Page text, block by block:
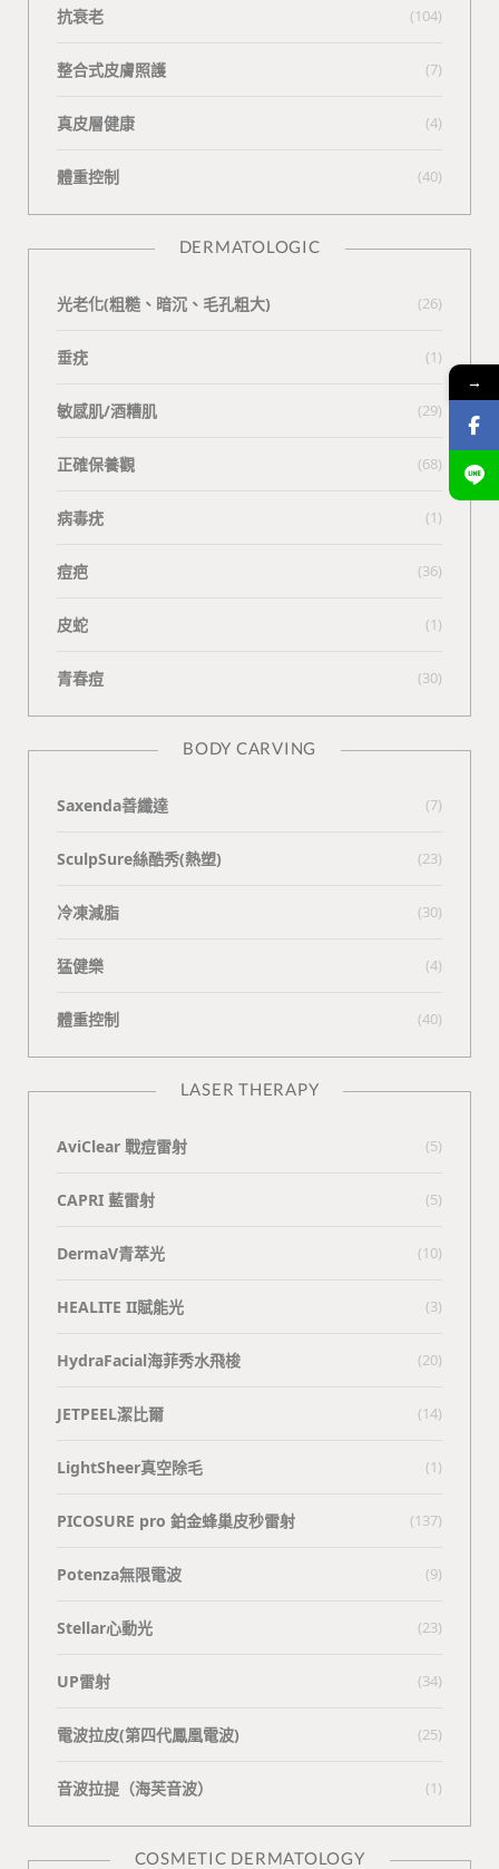
抗衰老 (104)
整合式皮膚照護 (7)
真皮層健康 (4)
體重控制 (40)
DERMATOLOGIC
光老化(粗糙、暗沉、毛孔粗大) (26)
垂疣 (1)
敏感肌/酒糟肌 (29)
正確保養觀 (68)
病毒疣 (1)
痘疤 (36)
皮蛇 (1)
青春痘 (30)
BODY CARVING
Saxenda善纖達 (7)
SculpSure絲酷秀(熱塑) (23)
冷凍減脂 (30)
猛健樂 (4)
體重控制 (40)
LASER THERAPY
AviClear 戰痘雷射 (5)
CAPRI 藍雷射 (5)
DermaV青萃光 (10)
HEALITE II賦能光 (3)
HydraFacial海菲秀水飛梭 (20)
JETPEEL潔比爾 (14)
LightSheer真空除毛 (1)
PICOSURE pro 鉑金蜂巢皮秒雷射 (137)
Potenza無限電波 (9)
Stellar心動光 (23)
UP雷射 (34)
電波拉皮(第四代鳳凰電波) (25)
⾳波拉提（海芙⾳波） (1)
COSMETIC DERMATOLOGY
→